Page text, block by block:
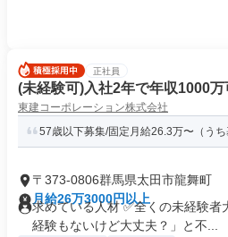
正社員
(未経験可)入社2年で年収1000
東建コーポレーション株式会社
57歳以下募集/固定月給26.3万〜（う
〒373-0806群馬県太田市龍舞町
月給26万3000円以上
求めている人材 ✅全くの未経験
経験もないけど大丈夫？」と不...